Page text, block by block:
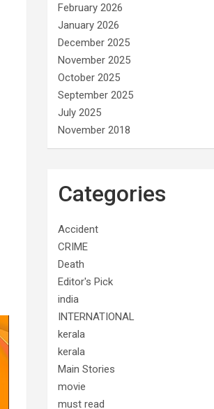
February 2026
January 2026
December 2025
November 2025
October 2025
September 2025
July 2025
November 2018
Categories
Accident
CRIME
Death
Editor's Pick
india
INTERNATIONAL
kerala
kerala
Main Stories
movie
must read